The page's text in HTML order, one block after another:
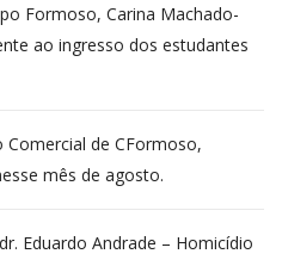
Formoso, Carina Machado-
ao ingresso dos estudantes
Comercial de CFormoso,
mês de agosto.
Eduardo Andrade – Homicídio